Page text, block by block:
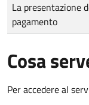
La presentazione
pagamento
Cosa
Per accedere al